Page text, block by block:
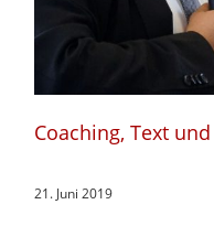
Coaching, Text
21. Juni 2019